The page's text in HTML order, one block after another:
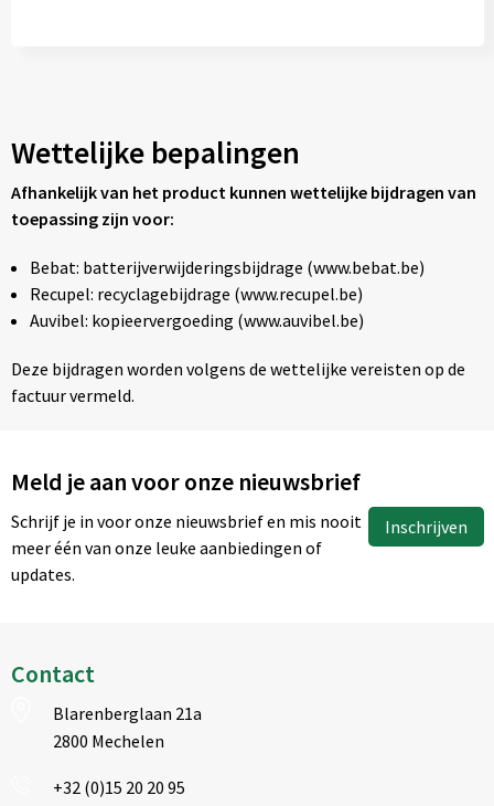
Wettelijke bepalingen
Afhankelijk van het product kunnen wettelijke bijdragen van
toepassing zijn voor:
Bebat: batterijverwijderingsbijdrage (www.bebat.be)
Recupel: recyclagebijdrage (www.recupel.be)
Auvibel: kopieervergoeding (www.auvibel.be)
Deze bijdragen worden volgens de wettelijke vereisten op de
factuur vermeld.
Meld je aan voor onze nieuwsbrief
Schrijf je in voor onze nieuwsbrief en mis nooit
meer één van onze leuke aanbiedingen of
updates.
Inschrijven
Contact
Blarenberglaan 21a
2800 Mechelen
+32 (0)15 20 20 95